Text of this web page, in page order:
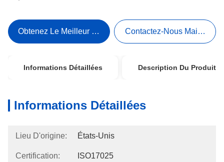
Obtenez Le Meilleur Prix Contactez-Nous Maintenant
Informations Détaillées Description Du Produit
Informations Détaillées
Lieu D'origine: États-Unis
Certification: ISO17025